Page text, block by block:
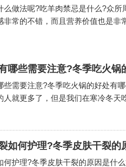
么做法呢?吃羊肉禁忌是什么?众
非常的不错，而且营养价值也是非
哪些需要注意?冬季吃火锅
些需要注意?冬季吃火锅的好处有
人就更多了，但是我们在寒冷冬天
如何护理?冬季皮肤干裂的
何护理?冬季皮肤干裂的原因是什